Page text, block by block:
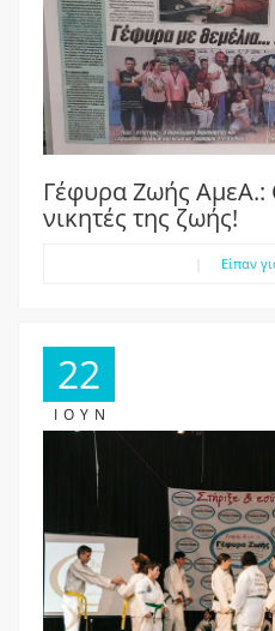
Γέφυρα Ζωής ΑμεΑ.:
νικητές της ζωής!
Είπαν
22
ΙΟΎΝ